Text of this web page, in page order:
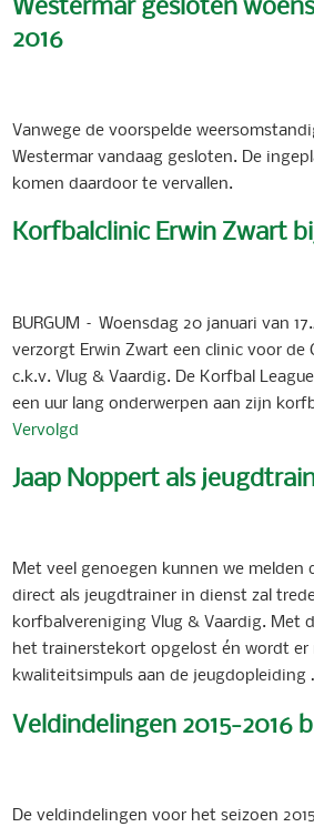
2016
Vanwege de voorspelde
Westermar vandaag gesloten. De
komen daardoor te vervallen.
Korfbalclinic Erwin Zwart
BURGUM – Woensdag 20 januari van
verzorgt Erwin Zwart een clinic voor de
c.k.v. Vlug & Vaardig. De Korfbal
een uur lang onderwerpen aan zijn
Vervolgd
Jaap Noppert als
Met veel genoegen kunnen we melden
direct als jeugdtrainer in dienst zal
korfbalvereniging Vlug & Vaardig. Met
het trainerstekort opgelost én wordt er
kwaliteitsimpuls aan de
Veldindelingen 2015-2016
De veldindelingen voor het seizoen